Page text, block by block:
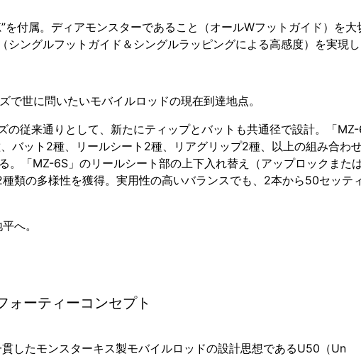
付属。ディアモンスターであること（オールWフットガイド）を大
ングルフットガイド＆シングルラッピングによる高感度）を実現し
で世に問いたいモバイルロッドの現在到達地点。
従来通りとして、新たにティップとバットも共通径で設計。「MZ-
バット2種、リールシート2種、リアグリップ2種、以上の組み合わ
「MZ-6S」のリールシート部の上下入れ替え（アップロックまた
類の多様性を獲得。実用性の高いバランスでも、2本から50セッテ
へ。
ーティーコンセプト
したモンスターキス製モバイルロッドの設計思想であるU50（Un